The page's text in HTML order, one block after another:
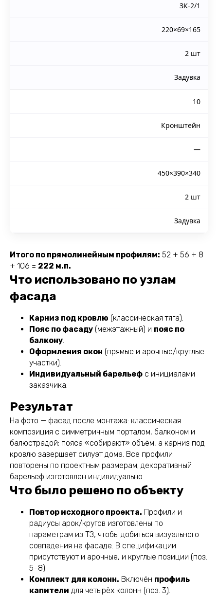
ЗК-2/1
220×69×165
2 шт
Задувка
10
Кронштейн
—
450×390×340
2 шт
Задувка
Итого по прямолинейным профилям: 52 + 56 + 8
+ 106 = 222 м.п.
Что использовано по узлам
фасада
Карниз под кровлю (классическая тягa).
Пояс по фасаду (межэтажный) и пояс по
балкону
Оформления окон (прямые и арочные/круглые
участки).
Индивидуальный барельеф с инициалами
заказчика.
Результат
На фото — фасад после монтажа: классическая
композиция с симметричным порталом, балконом и
балюстрадой; пояса «собирают» объём, а карниз под
кровлю завершает силуэт дома. Все профили
повторены по проектным размерам; декоративный
барельеф изготовлен индивидуально.
Что было решено по объекту
Повтор исходного проекта. Профили и
радиусы арок/кругов изготовлены по
параметрам из ТЗ, чтобы добиться визуального
совпадения на фасаде. В спецификации
присутствуют и арочные, и круглые позиции (поз.
5–8).
Комплект для колонн. Включён профиль
капители для четырёх колонн (поз. 3).